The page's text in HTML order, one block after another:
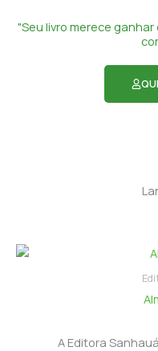
"Seu livro merece
A Editora